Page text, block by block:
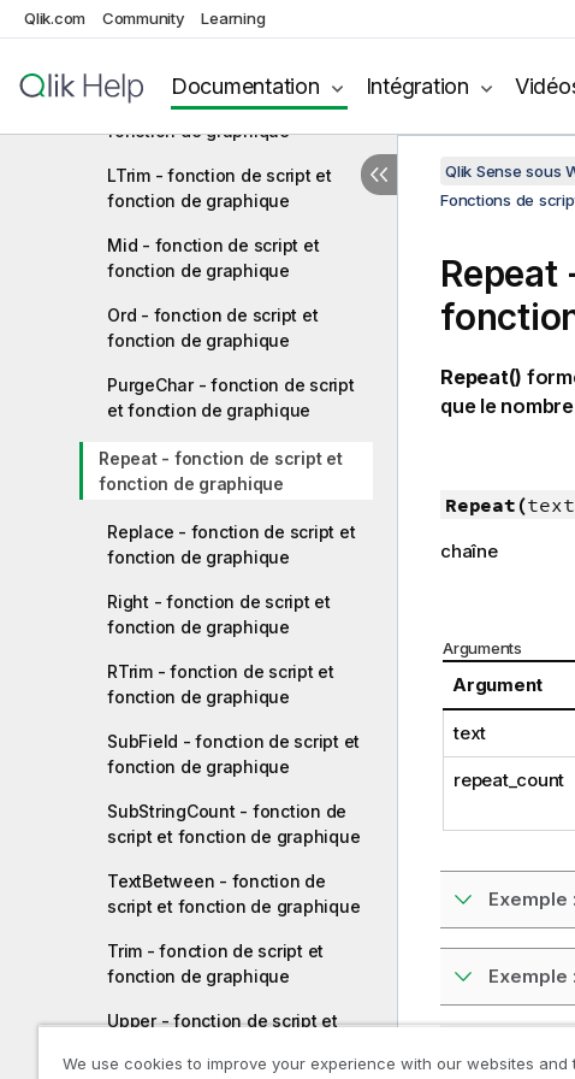
Qlik.com Community Learning
Documentation Intégration
LevenshteinDist - fonction de
Lower - fonction de script et
fonction de graphique
LTrim - fonction de script et
fonction de graphique
Mid - fonction de script et
fonction de graphique
Ord - fonction de script et
fonction de graphique
PurgeChar - fonction de script
et fonction de graphique
Repeat - fonction de script et
fonction de graphique
Replace - fonction de script et
fonction de graphique
Right - fonction de script et
fonction de graphique
RTrim - fonction de script et
fonction de graphique
SubField - fonction de script et
fonction de graphique
SubStringCount - fonction de
script et fonction de graphique
TextBetween - fonction de
script et fonction de graphique
Trim - fonction de script et
fonction de graphique
Upper - fonction de script et
Qlik Sense sous
Fonctions de
Repeat()
que le
Repeat(
chaîne
Arguments
Argument
text
repeat_count
Exemple
Exemple
Rubrique
We use cookies to improve your experience with our websites and